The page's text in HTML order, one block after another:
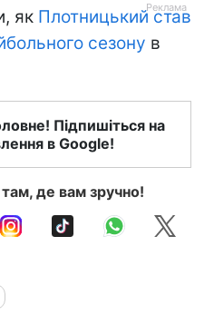
як Плотницький став
сезону в
Підпишіться на
в Google!
де вам зручно!